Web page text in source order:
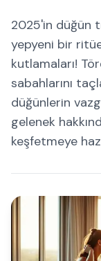
2025'in düğün
yepyeni bir
kutlamaları!
sabahlarını
düğünlerin
gelenek
keşfetmeye